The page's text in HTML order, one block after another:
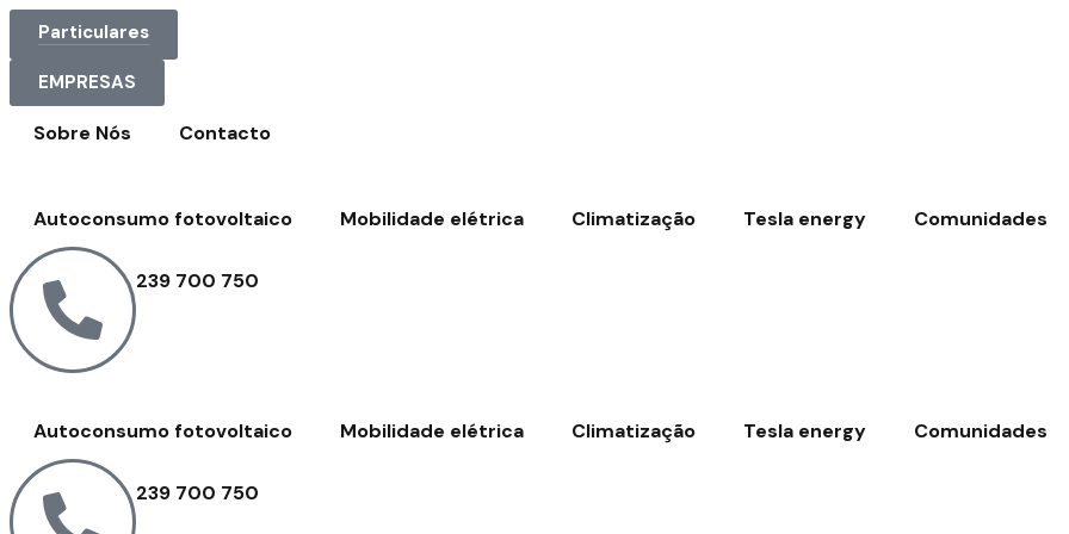
Particulares
EMPRESAS
Sobre Nós Contacto
Autoconsumo fotovoltaico Mobilidade elétrica Climatização Tesla energy Comunidades
239 700 750
Autoconsumo fotovoltaico Mobilidade elétrica Climatização Tesla energy Comunidades
239 700 750